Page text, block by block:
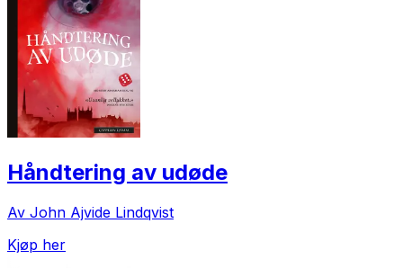
Håndtering av udøde
Av John Ajvide Lindqvist
Kjøp her